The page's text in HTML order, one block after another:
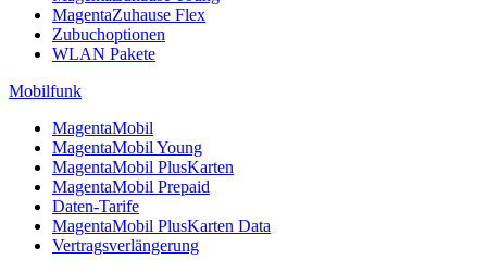
MagentaZuhause Flex
Zubuchoptionen
WLAN Pakete
Mobilfunk
MagentaMobil
MagentaMobil Young
MagentaMobil PlusKarten
MagentaMobil Prepaid
Daten-Tarife
MagentaMobil PlusKarten Data
Vertragsverlängerung